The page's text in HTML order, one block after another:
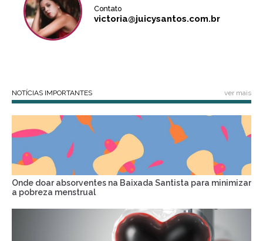
Contato
victoria@juicysantos.com.br
NOTÍCIAS IMPORTANTES ver mais
Onde doar absorventes na Baixada Santista para minimizar
a pobreza menstrual